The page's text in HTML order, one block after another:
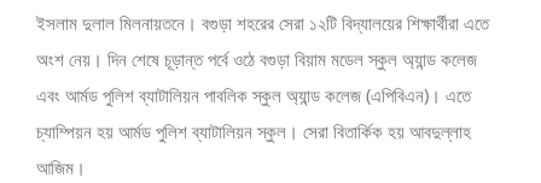
ইসলাম দুলাল মিলনায়তনে। বগুড়া শহরের সেরা ১২টি বিদ্যালয়ের শিক্ষার্থীরা এতে
অংশ নেয়। দিন শেষে চূড়ান্ত পর্বে ওঠে বগুড়া বিয়াম মডেল স্কুল অ্যান্ড কলেজ
এবং আর্মড পুলিশ ব্যাটালিয়ন পাবলিক স্কুল অ্যান্ড কলেজ (এপিবিএন)। এতে
চ্যাম্পিয়ন হয় আর্মড পুলিশ ব্যাটালিয়ন স্কুল। সেরা বিতার্কিক হয় আবদুল্লাহ
আজিম।